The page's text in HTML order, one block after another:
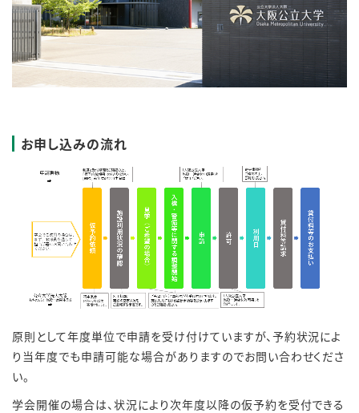
お申し込みの流れ
原則として年度単位で申請を受け付けていますが、予約状況によ
り当年度でも申請可能な場合がありますのでお問い合わせくださ
い。
学会開催の場合は、状況により次年度以降の仮予約を受付できる